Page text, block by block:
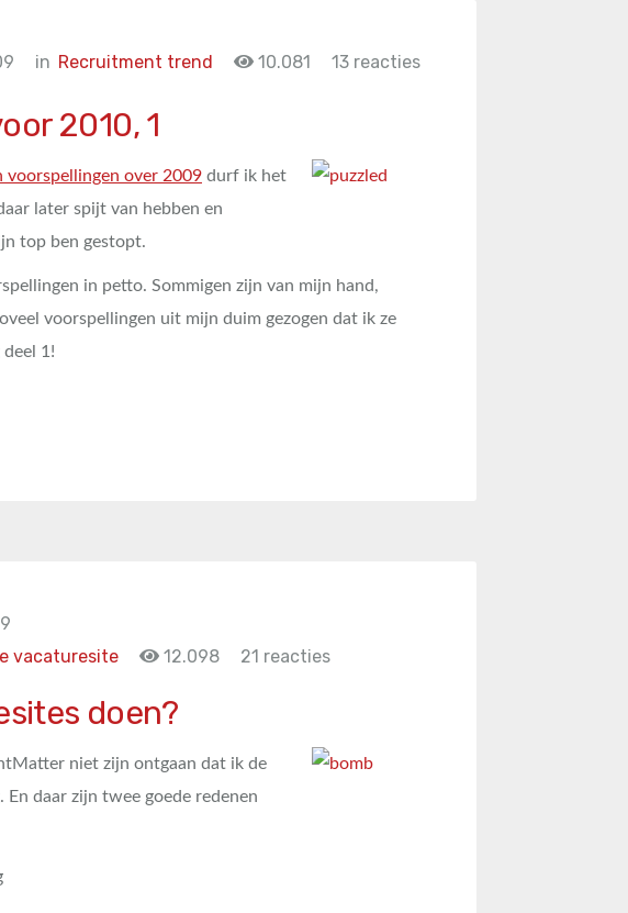
in Recruitment trend 10.081 13 reacties
2010, 1
voorspellingen over 2009 durf ik het
later spijt van hebben en
top ben gestopt.
in petto. Sommigen zijn van mijn hand,
voorspellingen uit mijn duim gezogen dat ik ze
1!
vacaturesite 12.098 21 reacties
doen?
niet zijn ontgaan dat ik de
daar zijn twee goede redenen